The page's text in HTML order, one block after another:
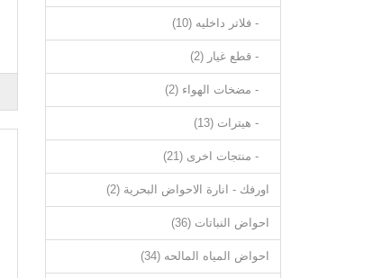
- فلاتر داخليه (10)
- قطع غيار (2)
- مضخات الهواء (2)
- هيترات (13)
- منتجات اخرى (21)
اورفك - انارة الاحواض البحرية (2)
احواض النباتات (36)
احواض المياه المالحه (34)